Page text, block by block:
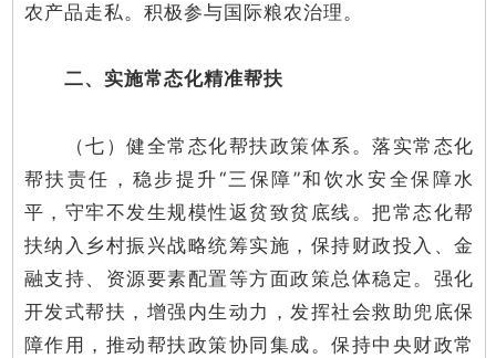
农产品走私。积极参与国际粮农治理。
二、实施常态化精准帮扶
（七）健全常态化帮扶政策体系。落实常态化
帮扶责任，稳步提升“三保障”和饮水安全保障水
平，守牢不发生规模性返贫致贫底线。把常态化帮
扶纳入乡村振兴战略统筹实施，保持财政投入、金
融支持、资源要素配置等方面政策总体稳定。强化
开发式帮扶，增强内生动力，发挥社会救助兜底保
障作用，推动帮扶政策协同集成。保持中央财政常